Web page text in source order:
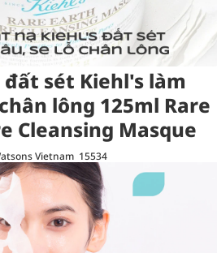
sét Kiehl's làm
lông 125ml Rare
Cleansing Masque
Vietnam 15534